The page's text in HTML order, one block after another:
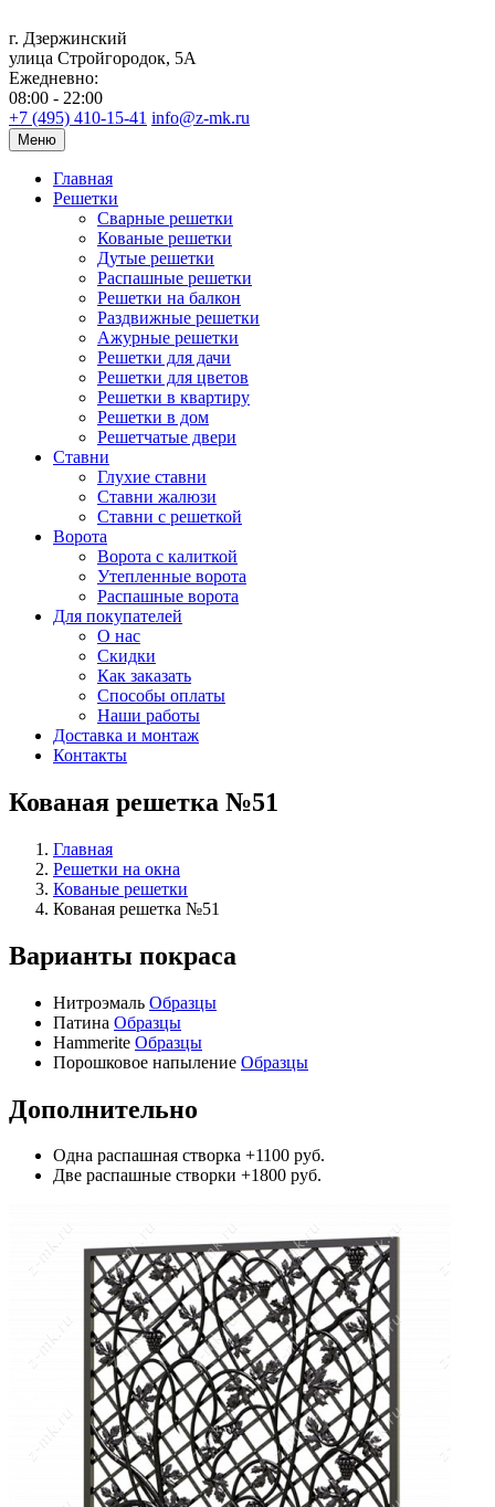
г. Дзержинский
улица Стройгородок, 5А
Ежедневно:
08:00 - 22:00
+7 (495) 410-15-41 info@z-mk.ru
Меню
Главная
Решетки
Сварные решетки
Кованые решетки
Дутые решетки
Распашные решетки
Решетки на балкон
Раздвижные решетки
Ажурные решетки
Решетки для дачи
Решетки для цветов
Решетки в квартиру
Решетки в дом
Решетчатые двери
Ставни
Глухие ставни
Ставни жалюзи
Ставни с решеткой
Ворота
Ворота с калиткой
Утепленные ворота
Распашные ворота
Для покупателей
О нас
Скидки
Как заказать
Способы оплаты
Наши работы
Доставка и монтаж
Контакты
Кованая решетка №51
Главная
Решетки на окна
Кованые решетки
Кованая решетка №51
Варианты покраса
Нитроэмаль Образцы
Патина Образцы
Hammerite Образцы
Порошковое напыление Образцы
Дополнительно
Одна распашная створка +1100 руб.
Две распашные створки +1800 руб.